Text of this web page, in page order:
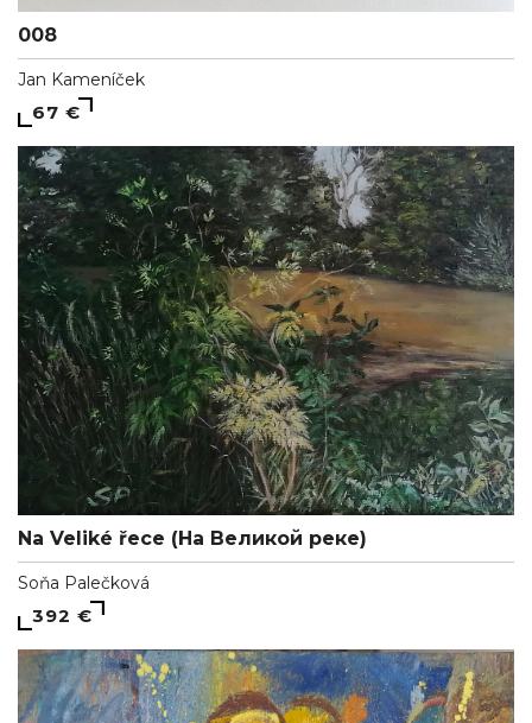
008
Jan Kameníček
67 €
Na Veliké řece (На Великой реке)
Soňa Palečková
392 €